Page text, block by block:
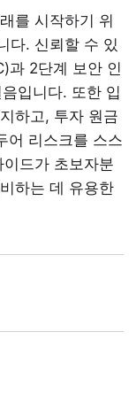
를 시작하기 위
다. 신뢰할 수 있
과 2단계 보안 인
입니다. 또한 입
하고, 투자 원금
어 리스크를 스스
드가 초보자분
하는 데 유용한